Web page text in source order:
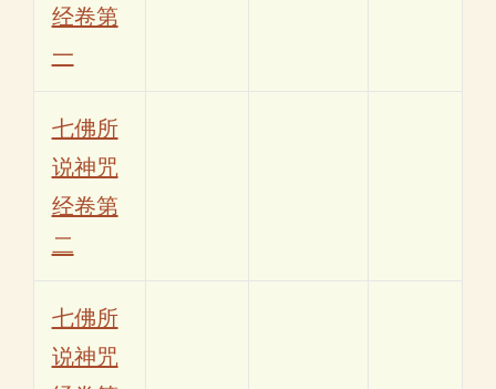
经卷第
一
七佛所
说神咒
经卷第
二
七佛所
说神咒